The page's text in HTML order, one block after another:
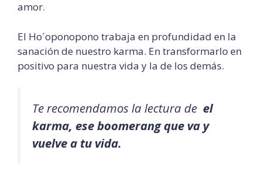
amor.
El Ho´oponopono trabaja en profundidad en la
sanación de nuestro karma. En transformarlo en
positivo para nuestra vida y la de los demás.
Te recomendamos la lectura de el
karma, ese boomerang que va y
vuelve a tu vida.